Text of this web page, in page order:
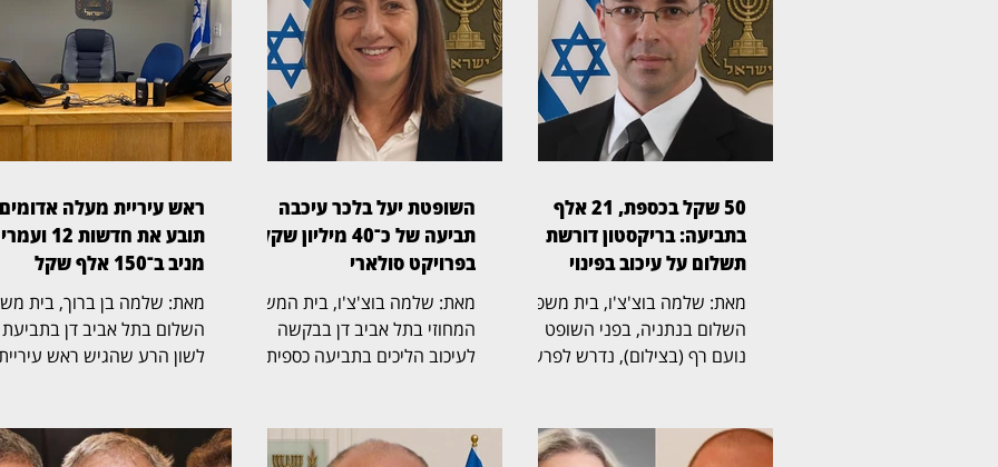
50 שקל בכספת, 21 אלף
בתביעה: בריקסטון דורשת
תשלום על עיכוב בפינוי
מאת: שלמה בוצ'צ'ו, בית משפט
השלום בנתניה, בפני השופט
נועם רף (בצילום), נדרש לפרשה
שטר בודד של 50 שקל,
השופטת יעל בלכר עיכבה
תביעה של כ־40 מיליון שקל
בפרויקט סולארי
מאת: שלמה בוצ'צ'ו, בית המשפט
המחוזי בתל אביב דן בבקשה
לעיכוב הליכים בתביעה כספית
נווה אור שיא אנרגיה סולארי
ראש עיריית מעלה אדומים
תובע את חדשות 12 ועמרי
מניב ב־150 אלף שקל
מאת: שלמה בן ברוך,
השלום בתל אביב דן בתביעת
לשון הרע שהגיש ראש
והכתב עמרי מניב. בתביעה,